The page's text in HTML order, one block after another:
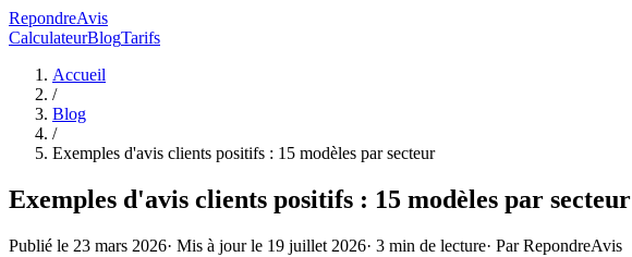
RepondreAvis
CalculateurBlogTarifs
Accueil
/
Blog
/
Exemples d'avis clients positifs : 15 modèles par secteur
Exemples d'avis clients positifs : 15 modèles par secteur
Publié le 23 mars 2026· Mis à jour le 19 juillet 2026· 3 min de lecture· ParRepondreAvis